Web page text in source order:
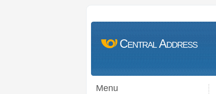
Central Address
Menu